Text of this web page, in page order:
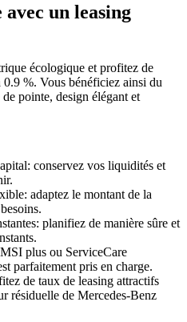
un leasing
écologique et profitez de
%. Vous bénéficiez ainsi du
pointe, design élégant et
conservez vos liquidités et
adaptez le montant de la
planifiez de manière sûre et
plus ou ServiceCare
parfaitement pris en charge.
de taux de leasing attractifs
résiduelle de Mercedes-Benz